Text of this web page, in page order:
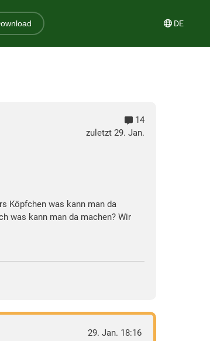
DE
14
zuletzt 29. Jan.
Köpfchen was kann man da
was kann man da machen? Wir
29. Jan. 18:16